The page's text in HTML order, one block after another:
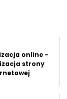
online -
strony